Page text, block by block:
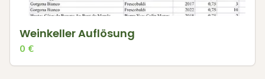
Weinkeller Auflösung
0 €